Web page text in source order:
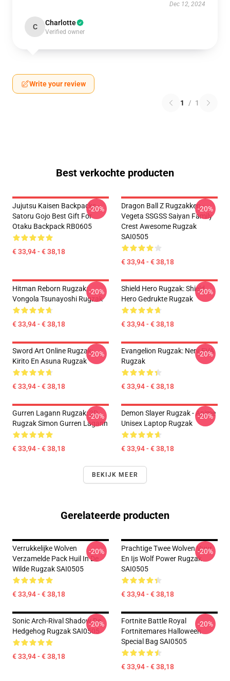
Dec 12, 2024
C Charlotte
Verified owner
Write your review
1 / 1
Best verkochte producten
Jujutsu Kaisen Backpacks -
Satoru Gojo Best Gift For
Otaku Backpack RB0605
€ 33,94 - € 38,18
-20%
Dragon Ball Z Rugzakken -
Vegeta SSGSS Saiyan Family
Crest Awesome Rugzak
SAI0505
€ 33,94 - € 38,18
-20%
Hitman Reborn Rugzak:
Vongola Tsunayoshi Rugzak
€ 33,94 - € 38,18
-20%
Shield Hero Rugzak: Shield
Hero Gedrukte Rugzak
€ 33,94 - € 38,18
-20%
Sword Art Online Rugzak:
Kirito En Asuna Rugzak
€ 33,94 - € 38,18
-20%
Evangelion Rugzak: Nerv EVA
Rugzak
€ 33,94 - € 38,18
-20%
Gurren Lagann Rugzak: 3D
Rugzak Simon Gurren Lagann
€ 33,94 - € 38,18
-20%
Demon Slayer Rugzak - Anime
Unisex Laptop Rugzak
€ 33,94 - € 38,18
-20%
BEKIJK MEER
Gerelateerde producten
Verrukkelijke Wolven
Verzamelde Pack Huil In De
Wilde Rugzak SAI0505
€ 33,94 - € 38,18
-20%
Prachtige Twee Wolven Vuur
En Ijs Wolf Power Rugzak
SAI0505
€ 33,94 - € 38,18
-20%
Sonic Arch-Rival Shadow De
Hedgehog Rugzak SAI0505
€ 33,94 - € 38,18
-20%
Fortnite Battle Royal
Fortnitemares Halloween
Special Bag SAI0505
€ 33,94 - € 38,18
-20%